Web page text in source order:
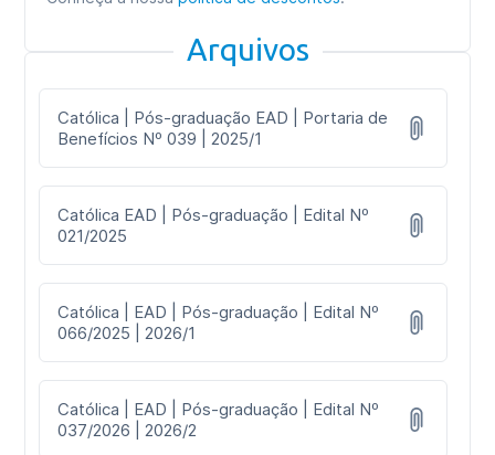
Arquivos
Católica | Pós-graduação EAD | Portaria de
Benefícios Nº 039 | 2025/1
Católica EAD | Pós-graduação | Edital Nº
021/2025
Católica | EAD | Pós-graduação | Edital Nº
066/2025 | 2026/1
Católica | EAD | Pós-graduação | Edital Nº
037/2026 | 2026/2